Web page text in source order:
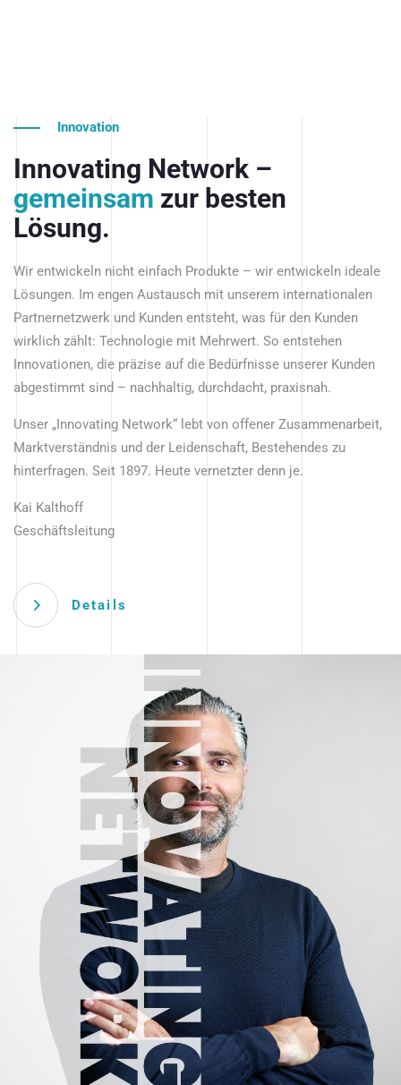
Innovation
Innovating Network –
gemeinsam zur besten
Lösung.
Wir entwickeln nicht einfach Produkte – wir entwickeln ideale
Lösungen. Im engen Austausch mit unserem internationalen
Partnernetzwerk und Kunden entsteht, was für den Kunden
wirklich zählt: Technologie mit Mehrwert. So entstehen
Innovationen, die präzise auf die Bedürfnisse unserer Kunden
abgestimmt sind – nachhaltig, durchdacht, praxisnah.
Unser „Innovating Network“ lebt von offener Zusammenarbeit,
Marktverständnis und der Leidenschaft, Bestehendes zu
hinterfragen. Seit 1897. Heute vernetzter denn je.
Kai Kalthoff
Geschäftsleitung
Details